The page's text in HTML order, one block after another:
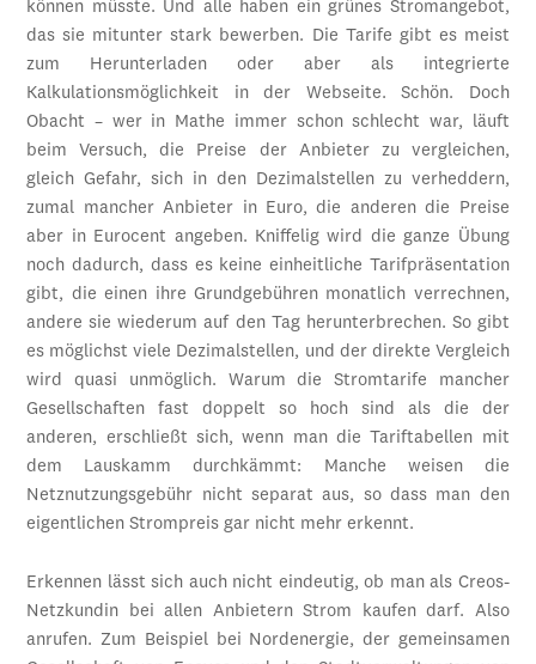
können müsste. Und alle haben ein grünes Stromangebot,
das sie mitunter stark bewerben. Die Tarife gibt es meist
zum Herunterladen oder aber als integrierte
Kalkulationsmöglichkeit in der Webseite. Schön. Doch
Obacht – wer in Mathe immer schon schlecht war, läuft
beim Versuch, die Preise der Anbieter zu vergleichen,
gleich Gefahr, sich in den Dezimalstellen zu verheddern,
zumal mancher Anbieter in Euro, die anderen die Preise
aber in Eurocent angeben. Kniffelig wird die ganze Übung
noch dadurch, dass es keine einheitliche Tarifpräsentation
gibt, die einen ihre Grundgebühren monatlich verrechnen,
andere sie wiederum auf den Tag herunterbrechen. So gibt
es möglichst viele Dezimalstellen, und der direkte Vergleich
wird quasi unmöglich. Warum die Stromtarife mancher
Gesellschaften fast doppelt so hoch sind als die der
anderen, erschließt sich, wenn man die Tariftabellen mit
dem Lauskamm durchkämmt: Manche weisen die
Netznutzungsgebühr nicht separat aus, so dass man den
eigentlichen Strompreis gar nicht mehr erkennt.
Erkennen lässt sich auch nicht eindeutig, ob man als Creos-
Netzkundin bei allen Anbietern Strom kaufen darf. Also
anrufen. Zum Beispiel bei Nordenergie, der gemeinsamen